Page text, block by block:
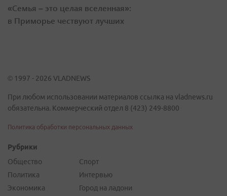
«Семья – это целая вселенная»:
в Приморье чествуют лучших
© 1997 - 2026 VLADNEWS
При любом использовании материалов ссылка на vladnews.ru
обязательна. Коммерческий отдел 8 (423) 249-8800
Политика обработки персональных данных
Рубрики
Общество
Политика
Экономика
Спорт
Интервью
Город на ладони